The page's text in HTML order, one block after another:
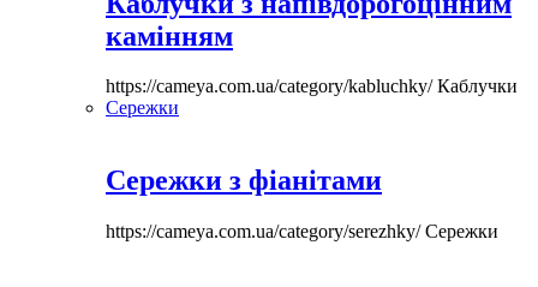
камінням
https://cameya.com.ua/category/kabluchky/Каблучки
Сережки
Сережки з фіанітами
https://cameya.com.ua/category/serezhky/Сережки